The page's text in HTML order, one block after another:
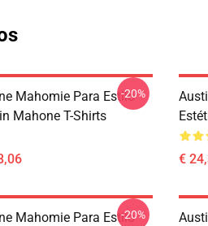
Mahomie Para Estilo
Mahone T-Shirts
-20%
€
Mahomie Para Estilo-20%